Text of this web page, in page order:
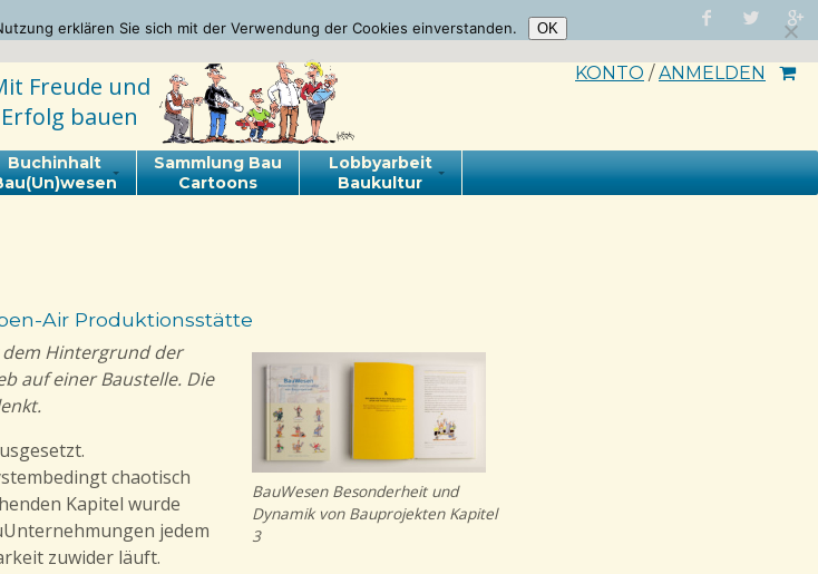
KONTO /ANMELDEN
Freude und
Erfolg bauen
Buchinhalt
Sammlung Bau
Cartoons
Lobbyarbeit
Baukultur
Air Produktionsstätte
BauWesen Besonderheit und
Dynamik von Bauprojekten Kapitel
3
Hintergrund der
auf einer Baustelle. Die
chaotisch
Kapitel wurde
jedem
zuwider läuft.
erklären Sie sich mit der Verwendung der Cookies einverstanden. OK